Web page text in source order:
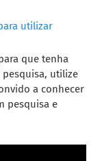
utilizar
que tenha
utilize
a conhecer
pesquisa e